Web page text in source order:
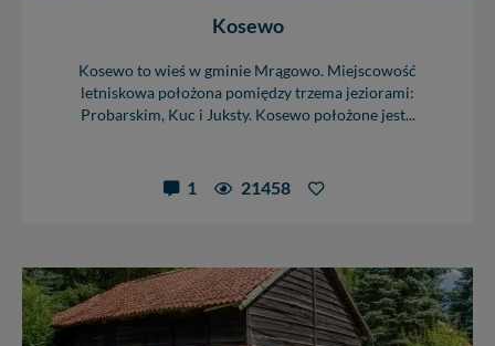
Kosewo
Kosewo to wieś w gminie Mrągowo. Miejscowość
letniskowa położona pomiędzy trzema jeziorami:
Probarskim, Kuc i Juksty. Kosewo położone jest...
1 21458